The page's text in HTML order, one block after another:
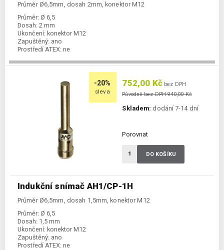
Průměr Ø6,5mm, dosah 2mm, konektor M12
Průměr: Ø 6,5
Dosah: 2 mm
Ukončení: konektor M12
Zapuštěný: ano
Prostředí ATEX: ne
-20%
sleva
Indukční snímač AH1/CP-1H
Průměr Ø6,5mm, dosah 1,5mm, konektor M12
Průměr: Ø 6,5
Dosah: 1,5 mm
Ukončení: konektor M12
Zapuštěný: ano
Prostředí ATEX: ne
752,00 Kč bez DPH
Původně bez DPH 940,00 Kč
Skladem: dodání 7-14 dní
Porovnat
DO KOŠÍKU